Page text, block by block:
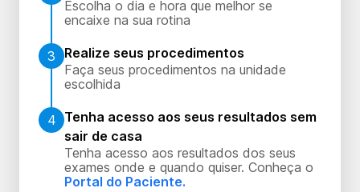
Escolha o dia e hora que melhor se
encaixe na sua rotina
3
Realize seus procedimentos
Faça seus procedimentos na unidade
escolhida
4 Tenha acesso aos seus resultados sem
sair de casa
Tenha acesso aos resultados dos seus
exames onde e quando quiser. Conheça o
Portal do Paciente.